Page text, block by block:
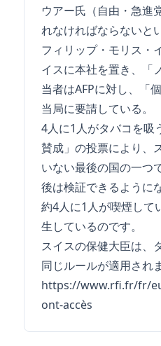
ウアー氏（自由・急進
れなければならないと
フィリップ・モリス・
イスに本社を置き、「
当者はAFPに対し、「
当局に要請している。
4人に1人がタバコを吸
賛成」の投票により、
いない最後の国の一つ
後は検証できるように
約4人に1人が喫煙して
生しているのです。
スイスの保健大臣は、
同じルールが適用されま
https://www.rfi.fr/fr/
ont-accès